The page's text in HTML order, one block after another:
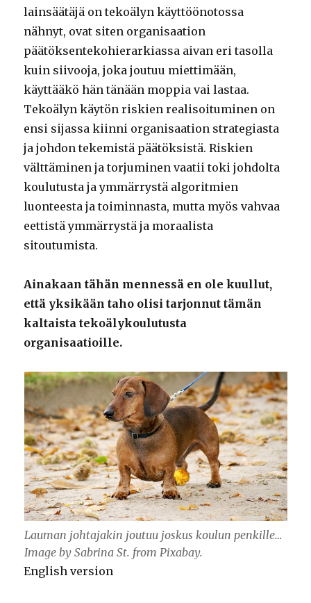
lainsäätäjä on tekoälyn käyttöönotossa
nähnyt, ovat siten organisaation
päätöksentekohierarkiassa aivan eri tasolla
kuin siivooja, joka joutuu miettimään,
käyttääkö hän tänään moppia vai lastaa.
Tekoälyn käytön riskien realisoituminen on
ensi sijassa kiinni organisaation strategiasta
ja johdon tekemistä päätöksistä. Riskien
välttäminen ja torjuminen vaatii toki johdolta
koulutusta ja ymmärrystä algoritmien
luonteesta ja toiminnasta, mutta myös vahvaa
eettistä ymmärrystä ja moraalista
sitoutumista.
Ainakaan tähän mennessä en ole kuullut,
että yksikään taho olisi tarjonnut tämän
kaltaista tekoälykoulutusta
organisaatioille.
Lauman johtajakin joutuu joskus koulun penkille…
Image by Sabrina St. from Pixabay.
English version